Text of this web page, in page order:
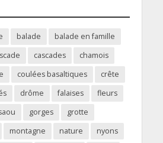
balade
balade en famille
cascades
chamois
coulées basaltiques
crête
drôme falaises
fleurs
gorges
grotte
montagne nature
nyons